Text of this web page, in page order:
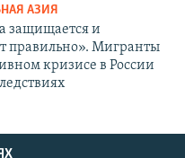
АЗИЯ
защищается и
правильно». Мигранты
кризисе в России